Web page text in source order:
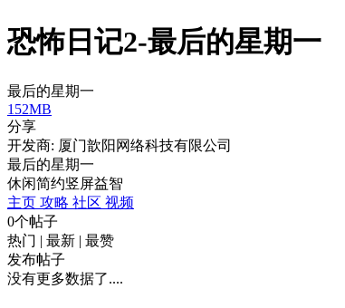
恐怖日记2-最后的星期一
最后的星期一
152MB
分享
开发商: 厦门歆阳网络科技有限公司
最后的星期一
休闲简约竖屏益智
主页 攻略 社区 视频
0个帖子
热门 | 最新 | 最赞
发布帖子
没有更多数据了....